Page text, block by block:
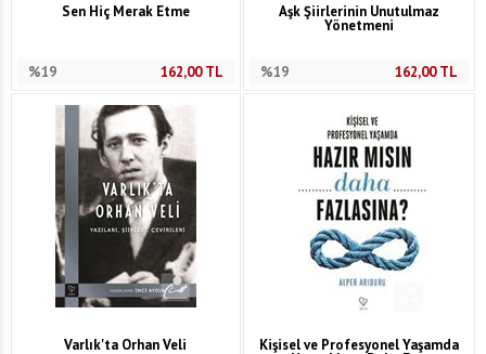
Sen Hiç Merak Etme
%19 162,00TL
Aşk Şiirlerinin Unutulmaz
Yönetmeni
%19 162,00TL
Varlık'ta Orhan Veli Kişisel ve Profesyonel Yaşamda